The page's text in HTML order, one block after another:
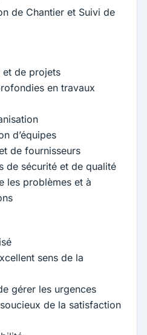
de Chantier et Suivi de
et de projets
en travaux
d’équipes
de fournisseurs
de sécurité et de qualité
les problèmes et à
sens de la
gérer les urgences
de la satisfaction